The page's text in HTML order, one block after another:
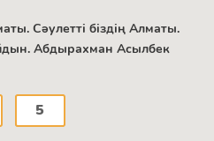
Сәулетті біздің Алматы.
Абдырахман Асылбек
5